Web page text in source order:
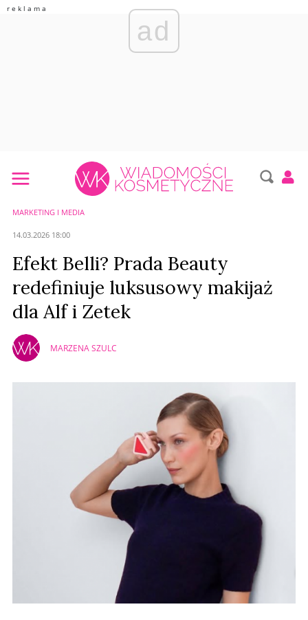
ad
MARKETING I MEDIA
14.03.2026 18:00
Efekt Belli? Prada Beauty
redefiniuje luksusowy makijaż
dla Alf i Zetek
MARZENA SZULC